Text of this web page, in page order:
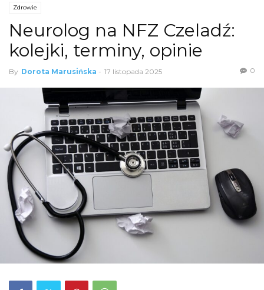
Zdrowie
Neurolog na NFZ Czeladź:
kolejki, terminy, opinie
By Dorota Marusińska - 17 listopada 2025 0